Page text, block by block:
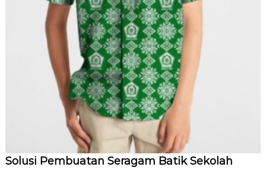
Solusi Pembuatan Seragam Batik Sekolah